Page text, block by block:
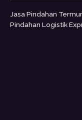
Jasa Pindahan
Pindahan Logistik